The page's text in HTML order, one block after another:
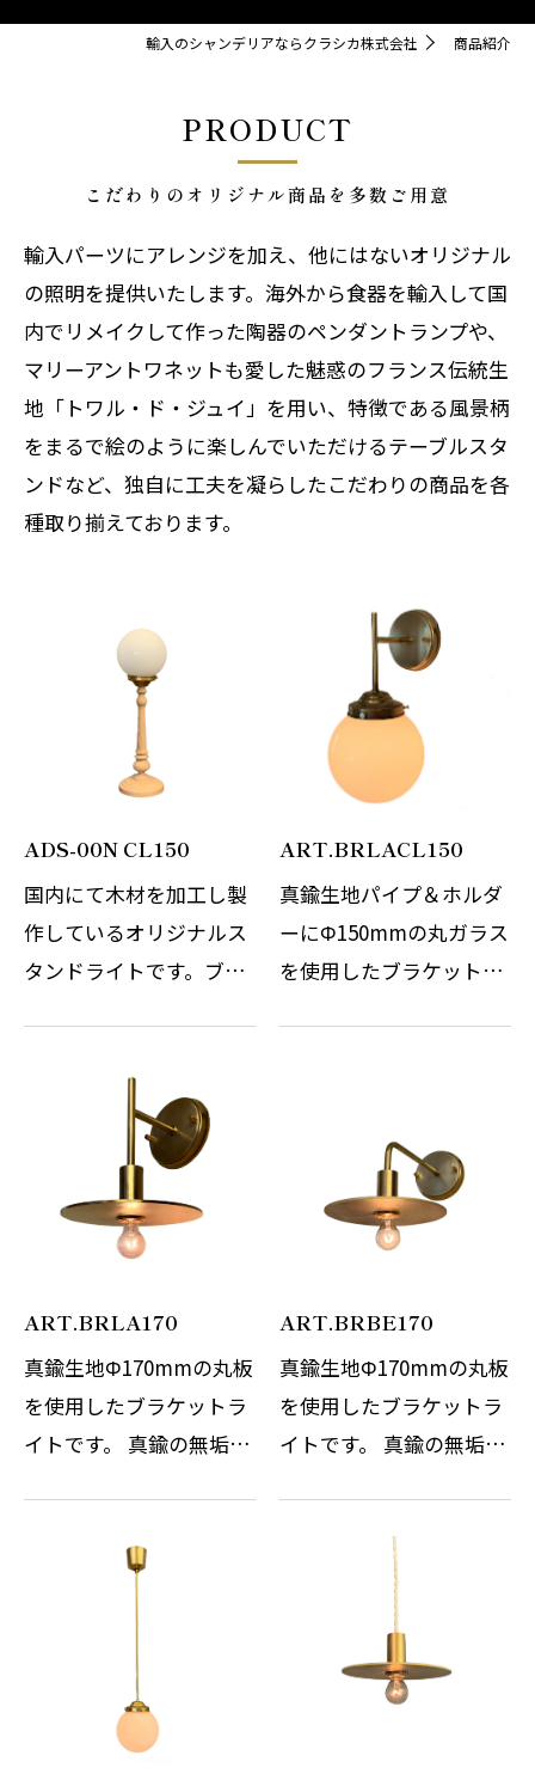
輸入のシャンデリアならクラシカ株式会社 商品紹介
PRODUCT
こだわりのオリジナル商品を多数ご用意
輸入パーツにアレンジを加え、他にはないオリジナル
の照明を提供いたします。海外から食器を輸入して国
内でリメイクして作った陶器のペンダントランプや、
マリーアントワネットも愛した魅惑のフランス伝統生
地「トワル・ド・ジュイ」を用い、特徴である風景柄
をまるで絵のように楽しんでいただけるテーブルスタ
ンドなど、独自に工夫を凝らしたこだわりの商品を各
種取り揃えております。
ADS-00N CL150
国内にて木材を加工し製
作しているオリジナルス
タンドライトです。ブナ
加工しています。 真鍮生
地の素材を生かすため、
木にもあえて塗装などの
処理は行わず…
ART.BRLACL150
真鍮生地パイプ＆ホルダ
ーにΦ150mmの丸ガラス
を使用したブラケットラ
りコード＋プラグを付け
てコンセント…
ART.BRLA170
真鍮生地Φ170mmの丸板
を使用したブラケットラ
イトです。 真鍮の無垢板
す。 ソケットカバーも削
ち質感がとて…
ART.BRBE170
真鍮生地Φ170mmの丸板
を使用したブラケットラ
イトです。 真鍮の無垢板
す。 ソケットカバーも削
り出しにて製作をしてい
ますので角のエッジが立
ち質感がとて…